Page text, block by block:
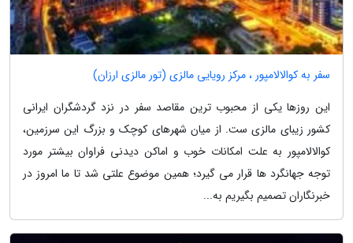
سفر به کوالالامپور ، مرکز رویایی مالزی (تور مالزی ارزان)
این روزها یکی از محبوب ترین مقاصد سفر در نزد گردشگران ایرانی
کشور زیبای مالزی ست. از میان شهرهای کوچک و بزرگ این سرزمین،
کوالالامپور به علت امکانات خوب و اماکن دیدنی فراوان بیشتر مورد
توجه جهانگرد ها قرار می گیرد؛ همین موضوع علتی شد تا ما امروز در
خبرنگاران تصمیم بگیریم به...